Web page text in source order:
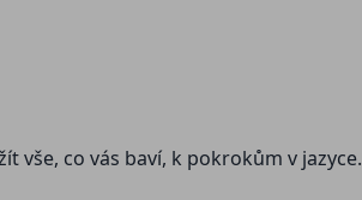
vše, co vás baví, k pokrokům v jazyce.